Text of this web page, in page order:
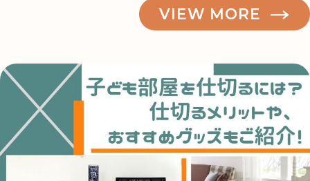
VIEW MORE